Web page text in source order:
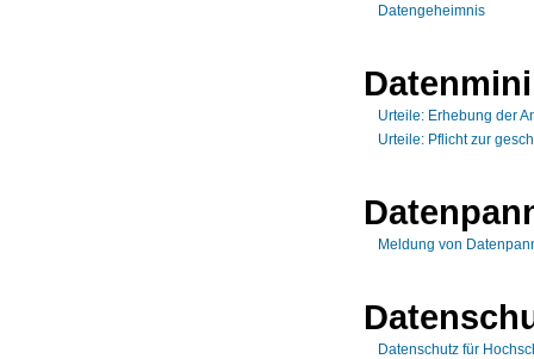
Datengeheimnis
Urteile: Erhebung der
Urteile: Pflicht zur
Meldung von
Datenschutz für